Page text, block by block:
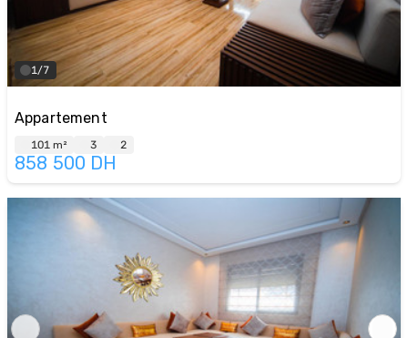
1/7
Appartement
101 m² 3 2
858 500 DH